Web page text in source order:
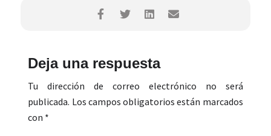
Interacciones
con
los
lectores
Deja una respuesta
Tu dirección de correo electrónico no será
publicada. Los campos obligatorios están marcados
con *